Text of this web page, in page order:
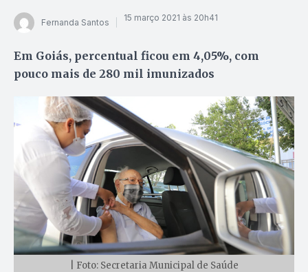
Fernanda Santos 15 março 2021 às 20h41
Em Goiás, percentual ficou em 4,05%, com
pouco mais de 280 mil imunizados
| Foto: Secretaria Municipal de Saúde